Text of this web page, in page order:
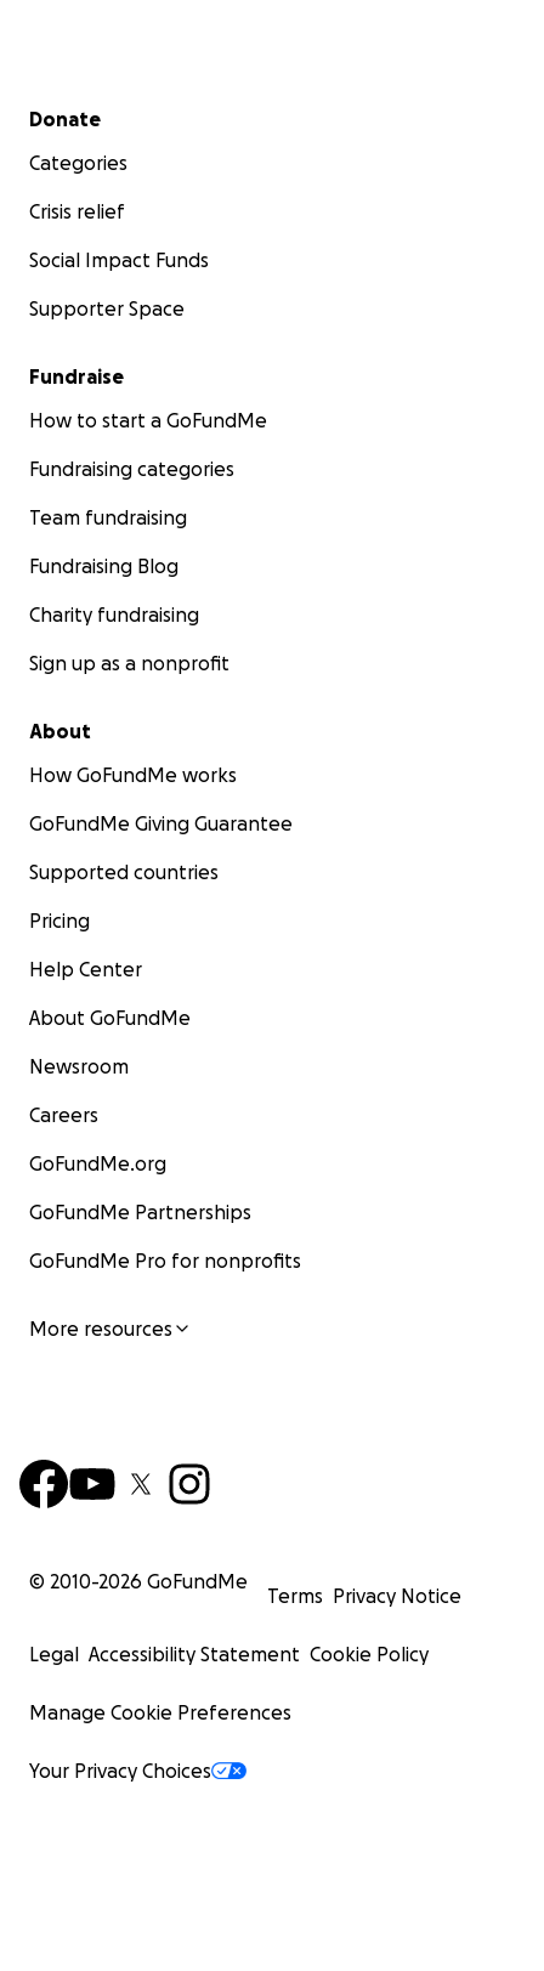
Secondary menu
Donate
Categories
Crisis relief
Social Impact Funds
Supporter Space
Fundraise
How to start a GoFundMe
Fundraising categories
Team fundraising
Fundraising Blog
Charity fundraising
Sign up as a nonprofit
About
How GoFundMe works
GoFundMe Giving Guarantee
Supported countries
Pricing
Help Center
About GoFundMe
Newsroom
Careers
GoFundMe.org
GoFundMe Partnerships
GoFundMe Pro for nonprofits
More resources
© 2010-2026 GoFundMe
Terms Privacy Notice
Legal Accessibility Statement Cookie Policy
Manage Cookie Preferences
Your Privacy Choices